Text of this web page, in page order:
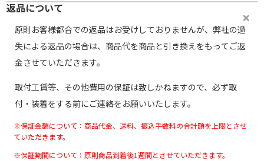
返品について
原則お客様都合での返品はお受けしておりませんが、弊社の過
失による返品の場合は、商品代を商品と引き換えをもってご返
金させていただきます。
取付工賃等、その他費用の保証は致しかねますので、必ず取
付・装着をする前にご連絡をお願いいたします。
※保証金額について：商品代金、送料、振込手数料の合計額を上限とさせ
ていただきます。
※保証期間について：原則商品到着後1週間とさせていただきます。